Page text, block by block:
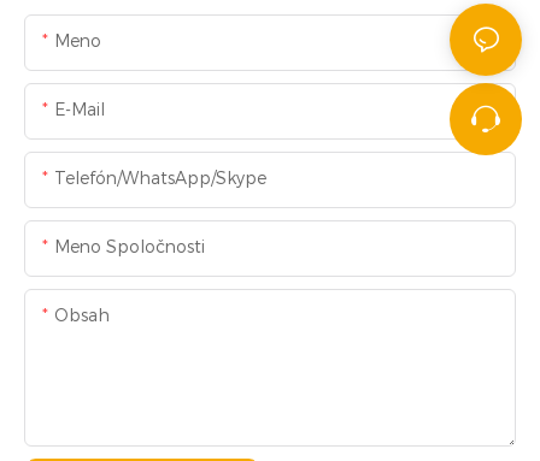
Meno
E-Mail
Telefón/WhatsApp/Skype
Meno Spoločnosti
Obsah